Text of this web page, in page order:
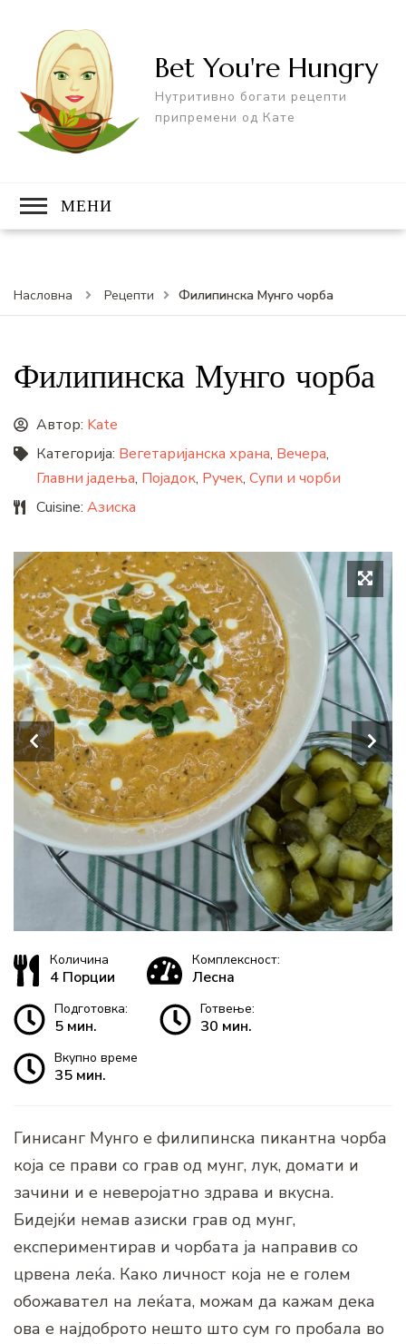
Bet You're Hungry
Нутритивно богати рецепти
припремени од Кате
МЕНИ
Насловна Рецепти Филипинска Мунго чорба
Филипинска Мунго чорба
Автор: Kate
Категорија: Вегетаријанска храна, Вечера,
Главни јадења, Појадок, Ручек, Супи и чорби
Cuisine: Азиска
Количина
4 Порции
Комплексност:
Лесна
Подготовка:
5 мин.
Готвење:
30 мин.
Вкупно време
35 мин.
Гинисанг Мунго е филипинска пикантна чорба
која се прави со грав од мунг, лук, домати и
зачини и е неверојатно здрава и вкусна.
Бидејќи немав азиски грав од мунг,
експериментирав и чорбата ја направив со
црвена леќа. Како личност која не е голем
обожавател на леќата, можам да кажам дека
ова е најдоброто нешто што сум го пробала во